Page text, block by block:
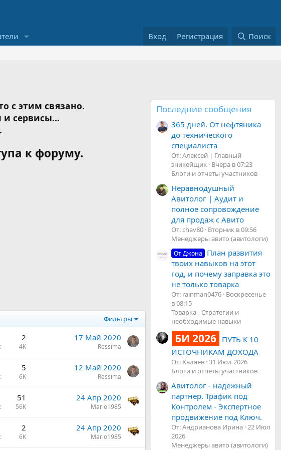
Вход Регистрация Поиск
с этим связано.
и сервисы...
к форуму.
Фильтры
2
4K
17 Май 2020
Ressima
5
6K
12 Май 2020
Ressima
51
56K
24 Апр 2020
Mario1985
2
6K
24 Апр 2020
Mario1985
Последние сообщения
365 дней. От нефтяника
до технического
специалиста
От: Алексей | Главный
эникейщик Вчера в 07:23
Блоги и отчеты участников
Неравнодушный
Авитолог | Аудит и
полное сопровождение
для продаж с Авито
От: chav80 Вторник в 09:56
Менеджеры авито (авитологи)
От Джона
План развития
твоих навыков на этот
год, и почему заправка это
не только товарка
От: rainman0476 Воскресенье
в 08:15
Товарка - Стратегии и
необходимые навыки
БИ 2026 ПУТЬ К 10
ИСТОЧНИКАМ ДОХОДА
От: Халяев 31 Июл 2026
Блоги и отчеты участников
Авитолог - надежный
партнер. Трафик под
Контролем - Экспертное
продвижение под Ключ.
От: Андрианова Ирина 22 Июл
2026
Менеджеры авито (авитологи)